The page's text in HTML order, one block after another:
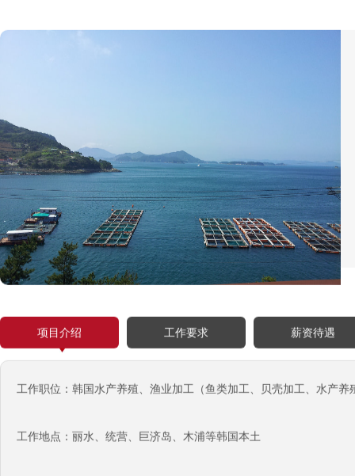
项目介绍 工作要求 薪资待遇
工作职位：韩国水产养殖、渔业加工（鱼类加工、贝壳加工、水产养
工作地点：丽水、统营、巨济岛、木浦等韩国本土